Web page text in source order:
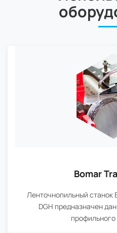
Bomar
Ленточнопильный станок
DGH предназначен